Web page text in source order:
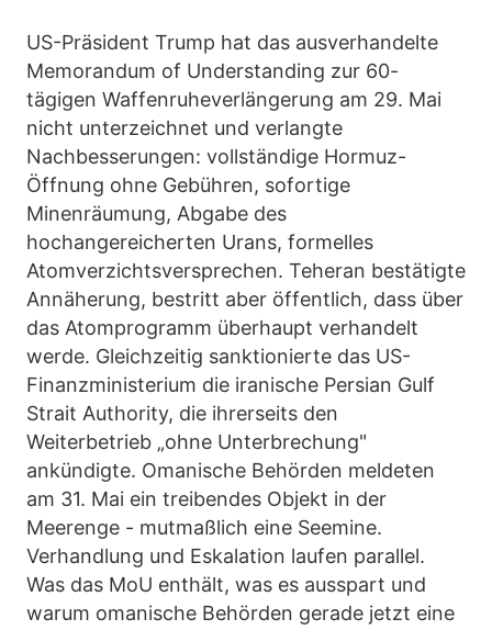
US-Präsident Trump hat das ausverhandelte
Memorandum of Understanding zur 60-
tägigen Waffenruheverlängerung am 29. Mai
nicht unterzeichnet und verlangte
Nachbesserungen: vollständige Hormuz-
Öffnung ohne Gebühren, sofortige
Minenräumung, Abgabe des
hochangereicherten Urans, formelles
Atomverzichtsversprechen. Teheran bestätigte
Annäherung, bestritt aber öffentlich, dass über
das Atomprogramm überhaupt verhandelt
werde. Gleichzeitig sanktionierte das US-
Finanzministerium die iranische Persian Gulf
Strait Authority, die ihrerseits den
Weiterbetrieb „ohne Unterbrechung"
ankündigte. Omanische Behörden meldeten
am 31. Mai ein treibendes Objekt in der
Meerenge - mutmaßlich eine Seemine.
Verhandlung und Eskalation laufen parallel.
Was das MoU enthält, was es ausspart und
warum omanische Behörden gerade jetzt eine